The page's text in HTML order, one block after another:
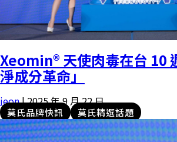
Xeomin® 天使肉毒在台 10
淨成分革命」
ieon|2025 年 9 月 22 日
莫氏品牌快訊 莫氏精選話題